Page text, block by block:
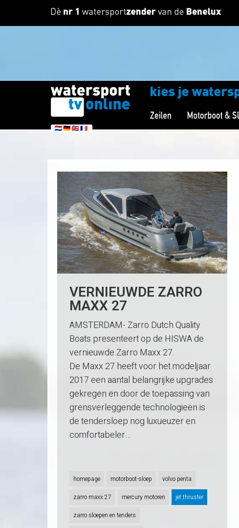
VERNIEUWDE ZARRO
MAXX 27
AMSTERDAM- Zarro Dutch Quality
Boats presenteert op de HISWA de
vernieuwde Zarro Maxx 27.
De Maxx 27 heeft voor het modeljaar
2017 een aantal belangrijke upgrades
gekregen en door de toepassing van
grensverleggende technologieën is
de tendersloep nog luxueuzer en
comfortabeler…
homepage motorboot-sloep volvo penta
zarro maxx 27 mercury motoren jet thruster
zarro sloepen en tenders